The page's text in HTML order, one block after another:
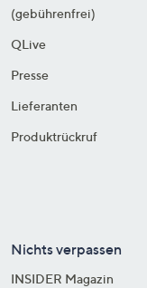
(gebührenfrei)
QLive
Presse
Lieferanten
Produktrückruf
Nichts verpassen
INSIDER Magazin